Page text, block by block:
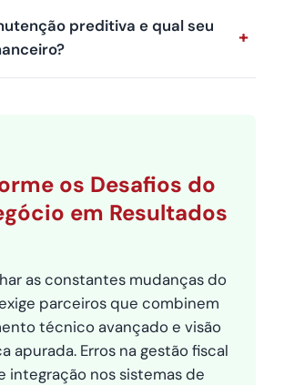
preditiva e qual seu
+
os Desafios do
em Resultados
as constantes mudanças do
parceiros que combinem
técnico avançado e visão
apurada. Erros na gestão fiscal
integração nos sistemas de